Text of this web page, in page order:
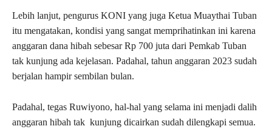
Lebih lanjut, pengurus KONI yang juga Ketua Muaythai Tuban
itu mengatakan, kondisi yang sangat memprihatinkan ini karena
anggaran dana hibah sebesar Rp 700 juta dari Pemkab Tuban
tak kunjung ada kejelasan. Padahal, tahun anggaran 2023 sudah
berjalan hampir sembilan bulan.
Padahal, tegas Ruwiyono, hal-hal yang selama ini menjadi dalih
anggaran hibah tak kunjung dicairkan sudah dilengkapi semua.